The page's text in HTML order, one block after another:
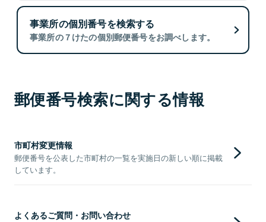
事業所の個別番号を検索する
事業所の７けたの個別郵便番号をお調べします。
郵便番号検索に関する情報
市町村変更情報
郵便番号を公表した市町村の一覧を実施日の新しい順に掲載
しています。
よくあるご質問・お問い合わせ